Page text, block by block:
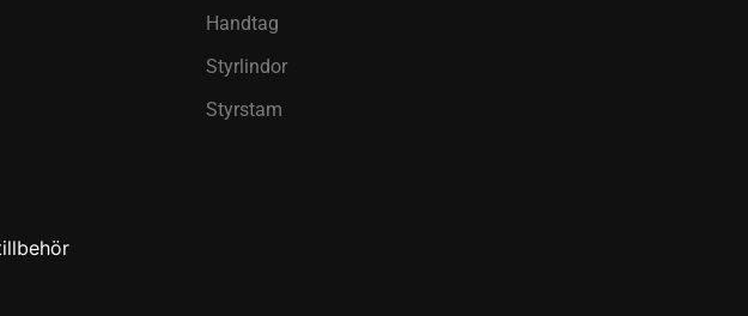
Handtag
Styrlindor
Styrstam